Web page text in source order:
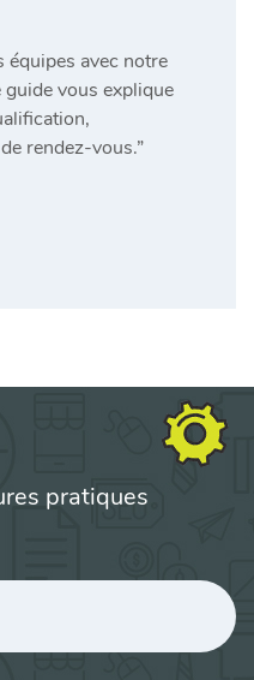
équipes avec notre
vous explique
rendez-vous.”
pratiques